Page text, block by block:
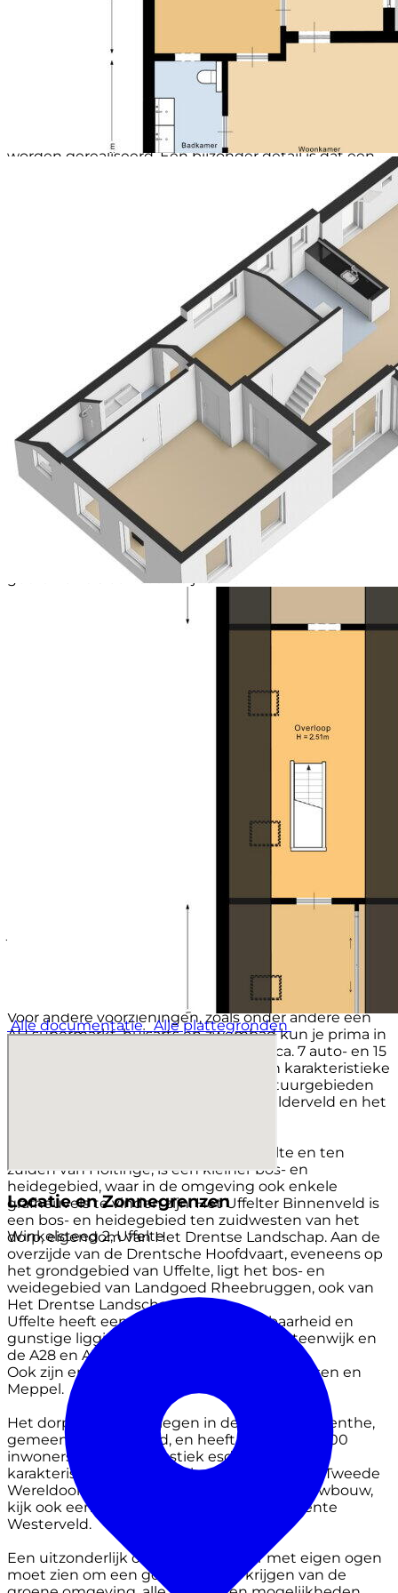
De verdieping bereik je via de vaste houten trap; deze
kan van de begane grond afgesloten worden met
een groot luik. Op de ruime overloop zorgen 2
dakramen voor veel licht. Er is plek genoeg voor een
werkhoek en extra bergruimte.
Doordat de vloer van de berging aan de achterzijde
verhoogd is, kon beneden een extra hoog plafond
worden gerealiseerd. Een bijzonder detail is dat een
deel van de afscheiding tussen beneden en boven
voorzien is van ramen, wat zorgt voor extra lichtinval
en een speels effect. Aan de voorzijde bevindt zich
een ruime slaapkamer met houten vloer, dakraam en
vaste kasten met schuifdeuren. Leuk detail hier zijn
Een lange oprit van waaltjes leidt naar de woning. De
royale en veelzijdige tuin rondom de woning biedt
volop privacy. Terrassen, grasvelden, diverse bomen
en struiken en meerdere hoekjes wisselen elkaar af.
Hier is altijd wel een plekje waar je fijn kunt genieten
van de rust, in de zon of juist de schaduw.
Achterin de tuin heb je een prachtig weids uitzicht
over de landerijen, waaronder je eigen weiland, in het
verlengde van de tuin en een stukje bos. Verspreid
over het perceel vind je diverse bijgebouwen. Er is
een vrijstaande houten garage waarvan een deel is
afgetimmerd als tuinkamer/atelier met grote ramen
en 2 deuren naar buiten. Een vrijstaande stenen
schuur met aangebouwde houten berging, een
smalle overkapping voor houtopslag en een
charmant stenen bakhuisje naast de woning te
gebruiken als een soort bijkeuken met
* Woonkamer en badkamer v.v. vloerverwarming
* In 2023 grotendeels nieuwe ramen en schuifpui
Vanuit de woning loop of fiets je meteen de Es op
met daarachter het bos. Ga je de andere kant op ben
naschoolse opvang, een dorpshuis met leuke
activiteiten, eetgelegenheden en verschillende
verenigingen o.a. voetbal, popkoor, korfbal en biljart.
Voor andere voorzieningen, zoals onder andere een
AH supermarkt, huisarts en zwembad kun je prima in
het nabijgelegen Havelte terecht (op ca. 7 auto- en 15
fietsminuten). Op korte afstand liggen karakteristieke
Drentse brinkdorpen en prachtige natuurgebieden
waaronder het Nationaal Park Dwingelderveld en het
Het Uffelterzand, ten westen van Uffelte en ten
zuiden van Holtinge, is een kleiner bos- en
heidegebied, waar in de omgeving ook enkele
grafheuvels te vinden zijn. Het Uffelter Binnenveld is
een bos- en heidegebied ten zuidwesten van het
dorp, eigendom van Het Drentse Landschap. Aan de
overzijde van de Drentsche Hoofdvaart, eveneens op
het grondgebied van Uffelte, ligt het bos- en
weidegebied van Landgoed Rheebruggen, ook van
Het Drentse Landschap.
Uffelte heeft een uitstekende bereikbaarheid en
gunstige ligging t.o.v. Havelte, Meppel, Steenwijk en
de A28 en A32.
Ook zijn er goede busverbindingen naar Assen en
Meppel.
Het dorp Uffelte is gelegen in de provincie Drenthe,
gemeente Westerveld, en heeft ongeveer 1.400
inwoners. Het is een rustiek esdorp met veel
karakteristieke Saksische boerderijen. Na de Tweede
Wereldoorlog is Uffelte uitgebreid met nieuwbouw,
kijk ook eens op de website van de Gemeente
Westerveld.
Een uitzonderlijk object dat je zeker met eigen ogen
moet zien om een goed beeld te krijgen van de
Alle documentatie Alle plattegronden
Locatie en Zonnegrenzen
Winkelsteeg 2, Uffelte